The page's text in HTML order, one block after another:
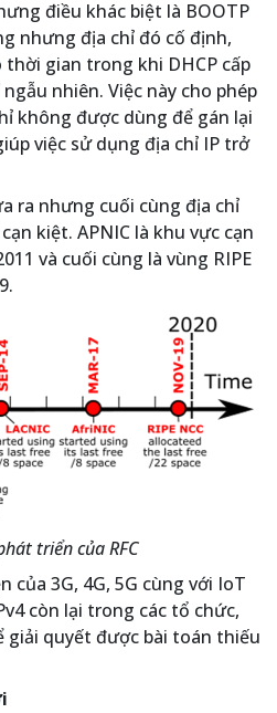
điều khác biệt là BOOTP
nhưng địa chỉ đó cố định,
gian trong khi DHCP cấp
nhiên. Việc này cho phép
không được dùng để gán lại
việc sử dụng địa chỉ IP trở
ra nhưng cuối cùng địa chỉ
kiệt. APNIC là khu vực cạn
và cuối cùng là vùng RIPE
triển của RFC
của 3G, 4G, 5G cùng với IoT
còn lại trong các tổ chức,
giải quyết được bài toán thiếu